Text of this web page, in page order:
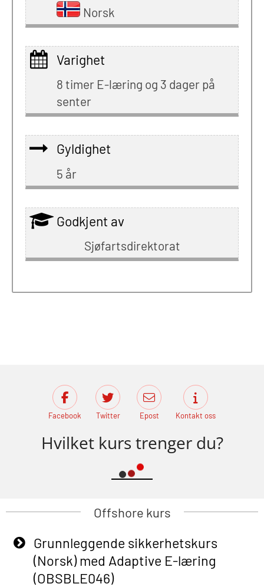
Norsk
Varighet
8 timer E-læring og 3 dager på
senter
Gyldighet
5 år
Godkjent av
Sjøfartsdirektorat
Facebook Twitter Epost Kontakt oss
Hvilket kurs trenger du?
Offshore kurs
Grunnleggende sikkerhetskurs
(Norsk) med Adaptive E-læring
(OBSBLE046)